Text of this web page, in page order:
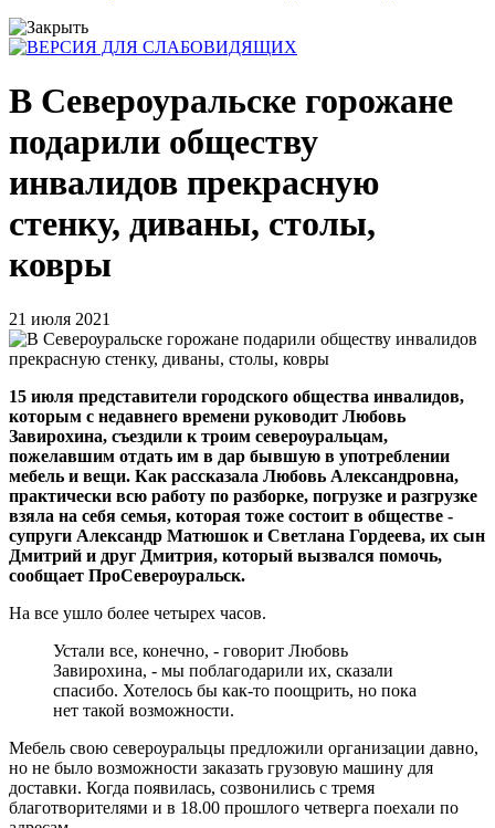
В Североуральске горожане
подарили обществу
инвалидов прекрасную
стенку, диваны, столы,
ковры
21 июля 2021
15 июля представители городского общества инвалидов,
которым с недавнего времени руководит Любовь
Завирохина, съездили к троим североуральцам,
пожелавшим отдать им в дар бывшую в употреблении
мебель и вещи. Как рассказала Любовь Александровна,
практически всю работу по разборке, погрузке и разгрузке
взяла на себя семья, которая тоже состоит в обществе -
супруги Александр Матюшок и Светлана Гордеева, их сын
Дмитрий и друг Дмитрия, который вызвался помочь,
сообщает ПроСевероуральск.
На все ушло более четырех часов.
Устали все, конечно, - говорит Любовь
Завирохина, - мы поблагодарили их, сказали
спасибо. Хотелось бы как-то поощрить, но пока
нет такой возможности.
Мебель свою североуральцы предложили организации давно,
но не было возможности заказать грузовую машину для
доставки. Когда появилась, созвонились с тремя
благотворителями и в 18.00 прошлого четверга поехали по